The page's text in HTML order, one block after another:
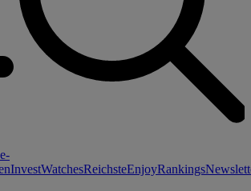
InvestWatchesReichsteEnjoyRankings